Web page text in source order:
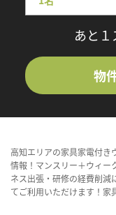
あと１
物
高知エリアの家具家電付き
情報！マンスリー＋ウィー
ネス出張・研修の経費削減
てご利用いただけます！家